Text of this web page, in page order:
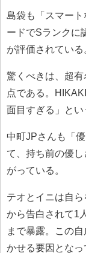
島袋も「スマー
ードでSランクに
が評価されている
驚くべきは、超
点である。
面目すぎる」とい
中町JPさんも「
て、持ち前の優
がっている。
テオとイニは自
から告白されて1
まで暴露。この
かせる要因となっ